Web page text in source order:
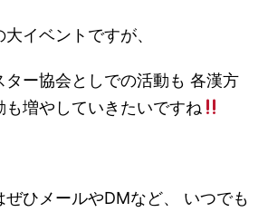
イベントですが、
ター協会としでの活動も 各漢方
も増やしていきたいですね
ぜひメールやDMなど、 いつでも